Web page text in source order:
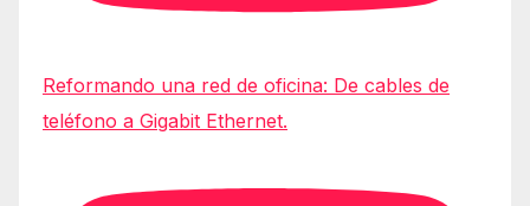
Reformando una red de oficina: De cables de
teléfono a Gigabit Ethernet.